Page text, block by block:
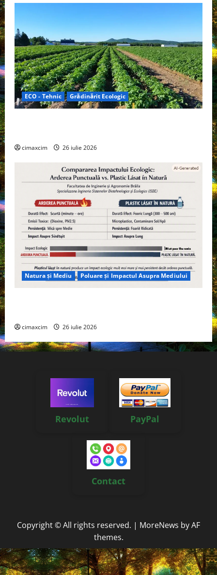
ECO - Tehnic Grădinărit Ecologic
cimaxcim 26 iulie 2026
Natura și Mediu Poluare și Impactul Asupra Mediului
cimaxcim 26 iulie 2026
Revolut PayPal
Contact
Copyright © All rights reserved. | MoreNews by AF
themes.